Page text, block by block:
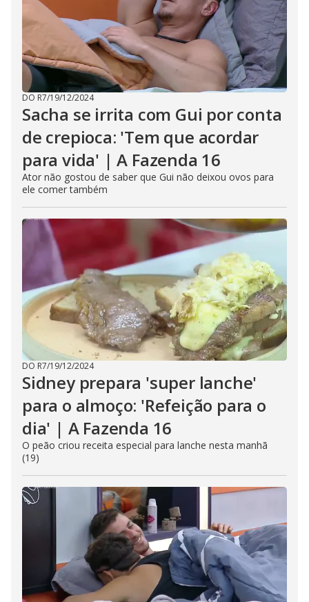
DO R7/19/12/2024
Sacha se irrita com Gui por conta
de crepioca: 'Tem que acordar
para vida' | A Fazenda 16
Ator não gostou de saber que Gui não deixou ovos para
ele comer também
DO R7/19/12/2024
Sidney prepara 'super lanche'
para o almoço: 'Refeição para o
dia' | A Fazenda 16
O peão criou receita especial para lanche nesta manhã
(19)